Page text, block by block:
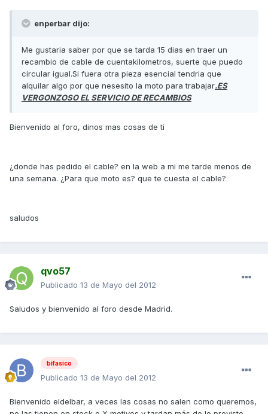
enperbar dijo:
Me gustaria saber por que se tarda 15 dias en traer un
recambio de cable de cuentakilometros, suerte que puedo
circular igual.Si fuera otra pieza esencial tendria que
alquilar algo por que nesesito la moto para trabajar.ES
VERGONZOSO EL SERVICIO DE RECAMBIOS
Bienvenido al foro, dinos mas cosas de ti
¿donde has pedido el cable? en la web a mi me tarde menos de
una semana. ¿Para que moto es? que te cuesta el cable?
saludos
qvo57
Publicado 13 de Mayo del 2012
Saludos y bienvenido al foro desde Madrid.
bifasico
Publicado 13 de Mayo del 2012
Bienvenido eldelbar, a veces las cosas no salen como queremos,